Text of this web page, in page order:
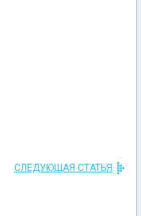
СЛЕДУЮЩАЯ СТАТЬЯ